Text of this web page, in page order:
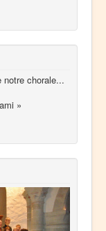
notre chorale...
»